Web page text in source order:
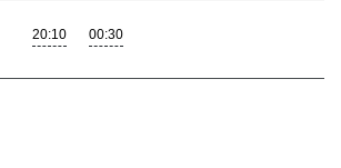
20:10 00:30